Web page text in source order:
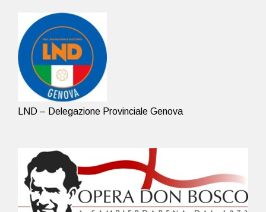
LND – Delegazione Provinciale Genova